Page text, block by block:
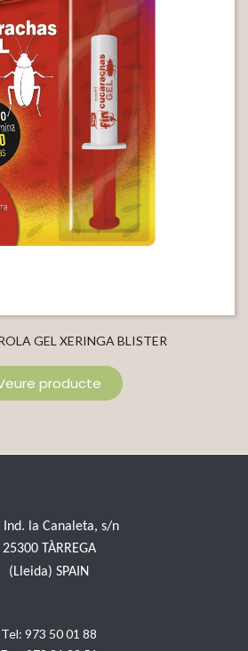
GEL XERINGA BLISTER
producte
Ind. la Canaleta, s/n
25300 TÀRREGA
(Lleida) SPAIN
Tel: 973 50 01 88